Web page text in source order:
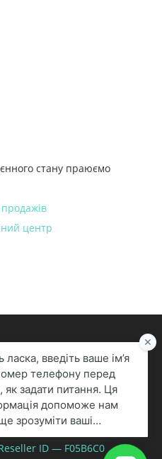
стану праюємо
продажів
центр
– 2024 iLand.
та торгівельні марки є
Apple, iPhone,
торгівельними марками
у U.S. та інших
ID — F05B6C0